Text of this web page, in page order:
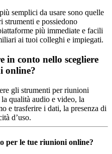
semplici da usare sono quelle
strumenti e possiedono
più immediate e facili
ai tuoi colleghi e impiegati.
in conto nello scegliere
online?
gli strumenti per riunioni
qualità audio e video, la
e trasferire i dati, la presenza di
d’uso.
per le tue riunioni online?